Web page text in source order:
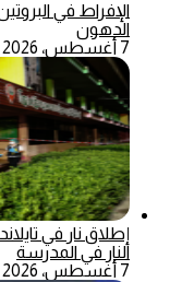
الإفراط في
الدهون
7 أغسطس، 2026
إطلاق نار في
النار في المدرسة
7 أغسطس، 2026